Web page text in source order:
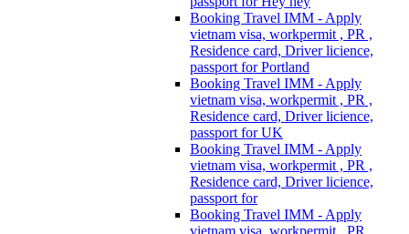
Booking Travel IMM - Apply
vietnam visa, workpermit , PR ,
Residence card, Driver licience,
passport for Portland
Booking Travel IMM - Apply
vietnam visa, workpermit , PR ,
Residence card, Driver licience,
passport for UK
Booking Travel IMM - Apply
vietnam visa, workpermit , PR ,
Residence card, Driver licience,
passport for
Booking Travel IMM - Apply
vietnam visa, workpermit , PR ,